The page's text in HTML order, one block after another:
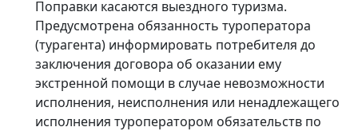
Поправки касаются выездного туризма.
Предусмотрена обязанность туроператора
(турагента) информировать потребителя до
заключения договора об оказании ему
экстренной помощи в случае невозможности
исполнения, неисполнения или ненадлежащего
исполнения туроператором обязательств по